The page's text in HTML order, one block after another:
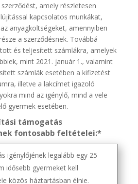
amely részletesen
kapcsolatos munkákat,
anyagköltségeket, amennyiben
a szerződésnek. Továbbá
és teljesített számlákra, amelyek
mint 2021. január 1., valamint
számlák esetében a kifizetést
illetve a lakcímet igazoló
mind az igénylő, mind a vele
gyermek esetében.
támogatás
fontosabb feltételei:*
igénylőjének legalább egy 25
idősebb gyermeket kell
közös háztartásban élnie.